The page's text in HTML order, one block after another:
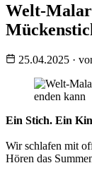
Welt-
25.04.2025 ·
Ein Stich. Ein
Wir schlafen mit
Hören das